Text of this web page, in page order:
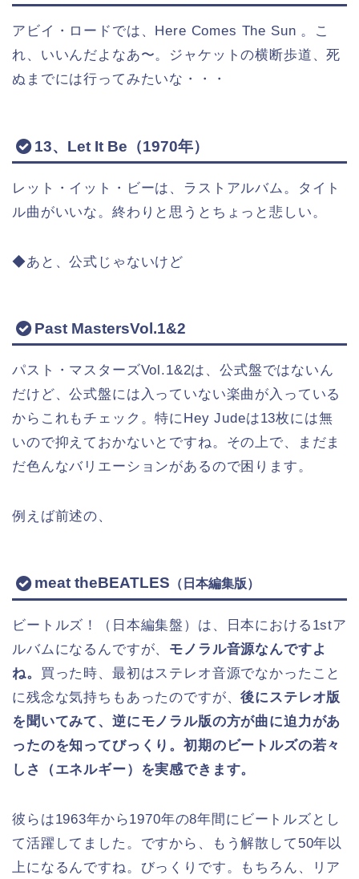
アビイ・ロードでは、Here Comes The Sun 。こ
れ、いいんだよなあ〜。ジャケットの横断歩道、死
ぬまでには行ってみたいな・・・
13、Let It Be（1970年）
レット・イット・ビーは、ラストアルバム。タイト
ル曲がいいな。終わりと思うとちょっと悲しい。
◆あと、公式じゃないけど
Past MastersVol.1&2
パスト・マスターズVol.1&2は、公式盤ではないん
だけど、公式盤には入っていない楽曲が入っている
からこれもチェック。特にHey Judeは13枚には無
いので抑えておかないとですね。その上で、まだま
だ色んなバリエーションがあるので困ります。
例えば前述の、
meat theBEATLES （日本編集版）
ビートルズ！（日本編集盤）は、日本における1stア
ルバムになるんですが、 モノラル音源なんですよ
ね。 買った時、最初はステレオ音源でなかったこと
に残念な気持ちもあったのですが、後にステレオ版
を聞いてみて、逆にモノラル版の方が曲に迫力があ
ったのを知ってびっくり。初期のビートルズの若々
しさ（エネルギー）を実感できます。
彼らは1963年から1970年の8年間にビートルズとし
て活躍してました。ですから、もう解散して50年以
上になるんですね。びっくりです。もちろん、リア